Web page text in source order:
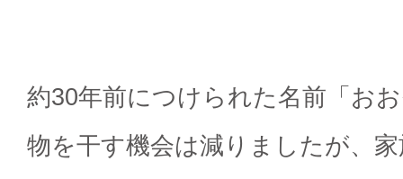
約30年前につけられた名前「お
物を干す機会は減りましたが、